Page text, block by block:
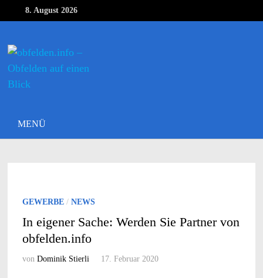
Zurück
zumMENÜ
8. August 2026
MENÜ
GEWERBE/ NEWS
In eigener Sache: Werden Sie Partner von
obfelden.info
von Dominik Stierli 17. Februar 2020